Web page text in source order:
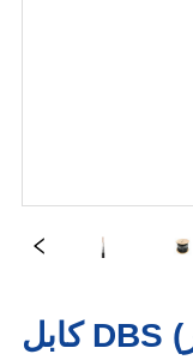
كابل DBS (البث المباشر عبر